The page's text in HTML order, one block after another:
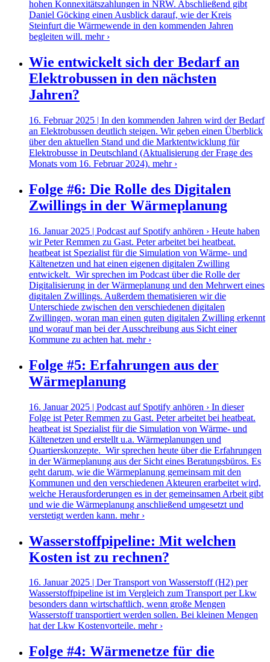
hohen Konnexitätszahlungen in NRW. Abschließend gibt
Daniel Göcking einen Ausblick darauf, wie der Kreis
Steinfurt die Wärmewende in den kommenden Jahren
begleiten will. mehr ›
Wie entwickelt sich der Bedarf an
Elektrobussen in den nächsten
Jahren?
16. Februar 2025 | In den kommenden Jahren wird der Bedarf
an Elektrobussen deutlich steigen. Wir geben einen Überblick
über den aktuellen Stand und die Marktentwicklung für
Elektrobusse in Deutschland (Aktualisierung der Frage des
Monats vom 16. Februar 2024). mehr ›
Folge #6: Die Rolle des Digitalen
Zwillings in der Wärmeplanung
16. Januar 2025 | Podcast auf Spotify anhören › Heute haben
wir Peter Remmen zu Gast. Peter arbeitet bei heatbeat.
heatbeat ist Spezialist für die Simulation von Wärme- und
Kältenetzen und hat einen eigenen digitalen Zwilling
entwickelt. Wir sprechen im Podcast über die Rolle der
Digitalisierung in der Wärmeplanung und den Mehrwert eines
digitalen Zwillings. Außerdem thematisieren wir die
Unterschiede zwischen den verschiedenen digitalen
Zwillingen, woran man einen guten digitalen Zwilling erkennt
und worauf man bei der Ausschreibung aus Sicht einer
Kommune zu achten hat. mehr ›
Folge #5: Erfahrungen aus der
Wärmeplanung
16. Januar 2025 | Podcast auf Spotify anhören › In dieser
Folge ist Peter Remmen zu Gast. Peter arbeitet bei heatbeat.
heatbeat ist Spezialist für die Simulation von Wärme- und
Kältenetzen und erstellt u.a. Wärmeplanungen und
Quartierskonzepte. Wir sprechen heute über die Erfahrungen
in der Wärmeplanung aus der Sicht eines Beratungsbüros. Es
geht darum, wie die Wärmeplanung gemeinsam mit den
Kommunen und den verschiedenen Akteuren erarbeitet wird,
welche Herausforderungen es in der gemeinsamen Arbeit gibt
und wie die Wärmeplanung anschließend umgesetzt und
verstetigt werden kann. mehr ›
Wasserstoffpipeline: Mit welchen
Kosten ist zu rechnen?
16. Januar 2025 | Der Transport von Wasserstoff (H2) per
Wasserstoffpipeline ist im Vergleich zum Transport per Lkw
besonders dann wirtschaftlich, wenn große Mengen
Wasserstoff transportiert werden sollen. Bei kleinen Mengen
hat der Lkw Kostenvorteile. mehr ›
Folge #4: Wärmenetze für die